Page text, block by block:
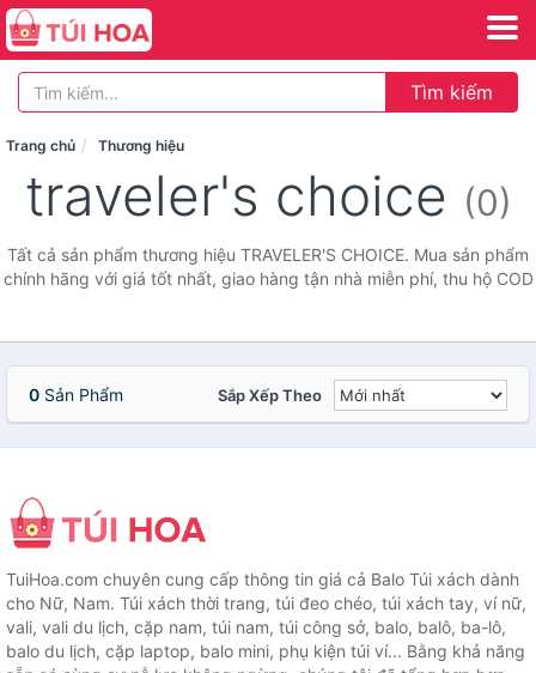
Tìm kiếm
Trang chủ Thương hiệu
traveler's choice (0)
Tất cả sản phẩm thương hiệu TRAVELER'S CHOICE. Mua sản phẩm
chính hãng với giá tốt nhất, giao hàng tận nhà miễn phí, thu hộ COD
0 Sản Phẩm Sắp Xếp Theo
TuiHoa.com chuyên cung cấp thông tin giá cả Balo Túi xách dành
cho Nữ, Nam. Túi xách thời trang, túi đeo chéo, túi xách tay, ví nữ,
vali, vali du lịch, cặp nam, túi nam, túi công sở, balo, balô, ba-lô,
balo du lịch, cặp laptop, balo mini, phụ kiện túi ví... Bằng khả năng